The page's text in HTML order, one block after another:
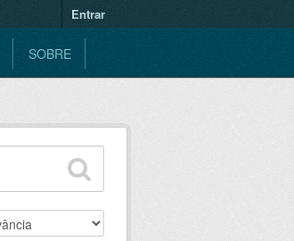
Entrar
SOBRE